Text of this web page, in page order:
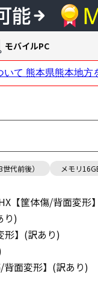
代前後） メモリ
モバイルPC
【筐体傷/背面変形
り)
形】(訳あり)
背面変形】(訳あり)